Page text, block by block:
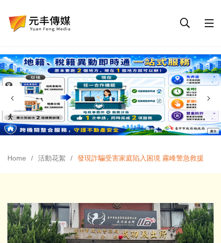
Home 活動花絮 發現詐騙受害家庭陷入困境 霧峰警急救援